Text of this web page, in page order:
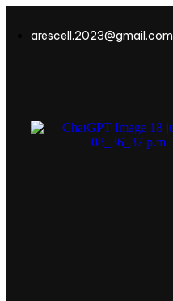
arescell.2023@gmail.com